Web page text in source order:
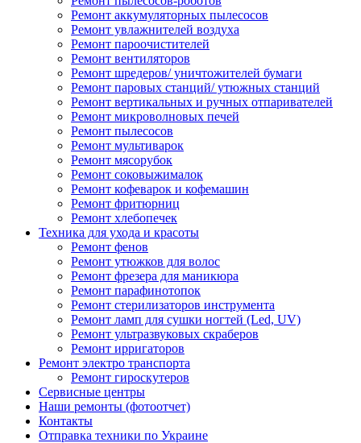
Ремонт аккумуляторных пылесосов
Ремонт увлажнителей воздуха
Ремонт пароочистителей
Ремонт вентиляторов
Ремонт шредеров/ уничтожителей бумаги
Ремонт паровых станций/ утюжных станций
Ремонт вертикальных и ручных отпаривателей
Ремонт микроволновых печей
Ремонт пылесосов
Ремонт мультиварок
Ремонт мясорубок
Ремонт соковыжималок
Ремонт кофеварок и кофемашин
Ремонт фритюрниц
Ремонт хлебопечек
Техника для ухода и красоты
Ремонт фенов
Ремонт утюжков для волос
Ремонт фрезера для маникюра
Ремонт парафинотопок
Ремонт стерилизаторов инструмента
Ремонт ламп для сушки ногтей (Led, UV)
Ремонт ультразвуковых скраберов
Ремонт ирригаторов
Ремонт электро транспорта
Ремонт гироскутеров
Сервисные центры
Наши ремонты (фотоотчет)
Контакты
Отправка техники по Украине